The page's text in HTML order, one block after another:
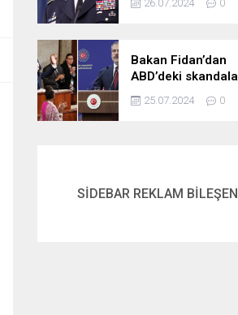
birlikte uçtuğunu
26.07.2024 0
Bakan Fidan’dan
ABD’deki
tepki: Netanyahu’yu
alkışlayanlar eli
25.07.2024 0
SİDEBAR REKLAM